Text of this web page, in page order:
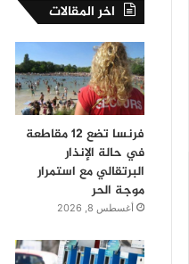
اخر المقالات
فرنسا تضع 12 مقاطعة
في حالة الإنذار
البرتقالي مع استمرار
موجة الحر
أغسطس 8, 2026